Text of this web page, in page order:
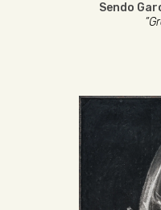
Sendo